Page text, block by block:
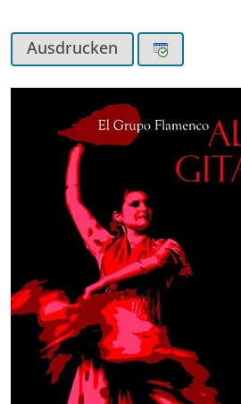
Ausdrucken